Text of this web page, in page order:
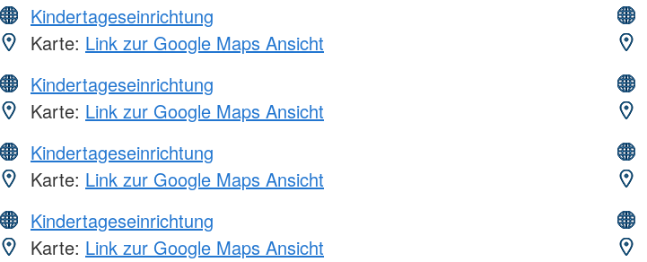
Kindertageseinrichtung
Karte: Link zur Google Maps Ansicht
Kindertageseinrichtung
Karte: Link zur Google Maps Ansicht
Kindertageseinrichtung
Karte: Link zur Google Maps Ansicht
Kindertageseinrichtung
Karte: Link zur Google Maps Ansicht